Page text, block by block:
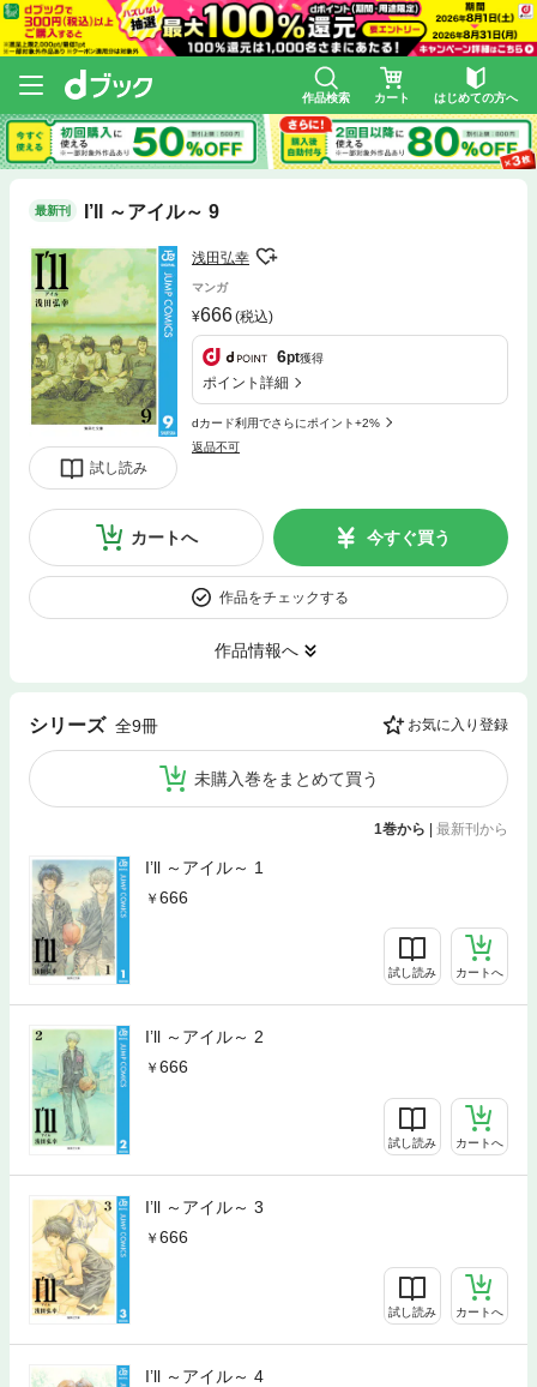
作品検索 カート はじめての方へ
最新刊 I’ll ～アイル～ 9
試し読み
浅田弘幸
マンガ
666(税込)
6pt獲得
ポイント詳細
dカード利用でさらにポイント+2%
返品不可
カートへ 今すぐ買う
作品をチェックする
作品情報へ
シリーズ 全9冊 お気に入り登録
未購入巻をまとめて買う
1巻から 最新刊から
I’ll ～アイル～ 1
666
試し読み カートへ
I’ll ～アイル～ 2
666
試し読み カートへ
I’ll ～アイル～ 3
666
試し読み カートへ
I’ll ～アイル～ 4